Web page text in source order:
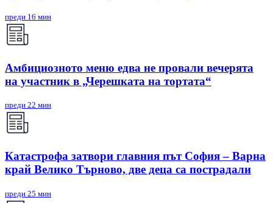
преди 16 мин
Амбициозното меню едва не провали вечерята
на участник в „Черешката на тортата“
преди 22 мин
Катастрофа затвори главния път София – Варна
край Велико Търново, две деца са пострадали
преди 25 мин